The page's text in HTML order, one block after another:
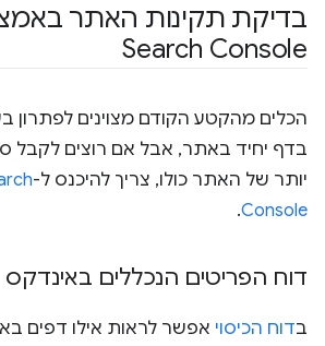
Search Console
הכלים מהקטע הקודם מצוינים לפתרון
בדף יחיד באתר, אבל אם רוצים לקבל
יותר של האתר כולו, צריך להיכנס ל-
Console
.
דוח הפריטים הנכללים באינדקס
בדוח הכיסוי אפשר לראות אילו דפים